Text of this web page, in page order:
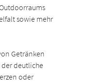
sowie mehr
Getränken
der deutliche
oder